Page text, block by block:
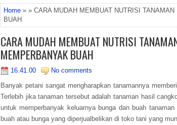
Home » » CARA MUDAH MEMBUAT NUTRISI
BUAH
CARA MUDAH MEMBUAT NUTRISI
MEMPERBANYAK BUAH
16.41.00
No comments
Banyak petani sangat mengharapkan tanamannya
Terlebih jika tanaman tersebut adalah tanaman hasil
untuk memperbanyak keluarnya bunga dan buah
buah atau bunga yang diperjualbelikan di toko tani yang